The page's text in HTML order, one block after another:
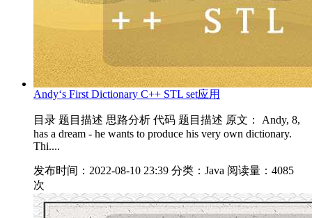
Andy‘s First Dictionary C++ STL set应用
目录 题目描述 思路分析 代码 题目描述 原文： Andy, 8,
has a dream - he wants to produce his very own dictionary.
Thi....
发布时间：2022-08-10 23:39 分类：Java 阅读量：4085
次